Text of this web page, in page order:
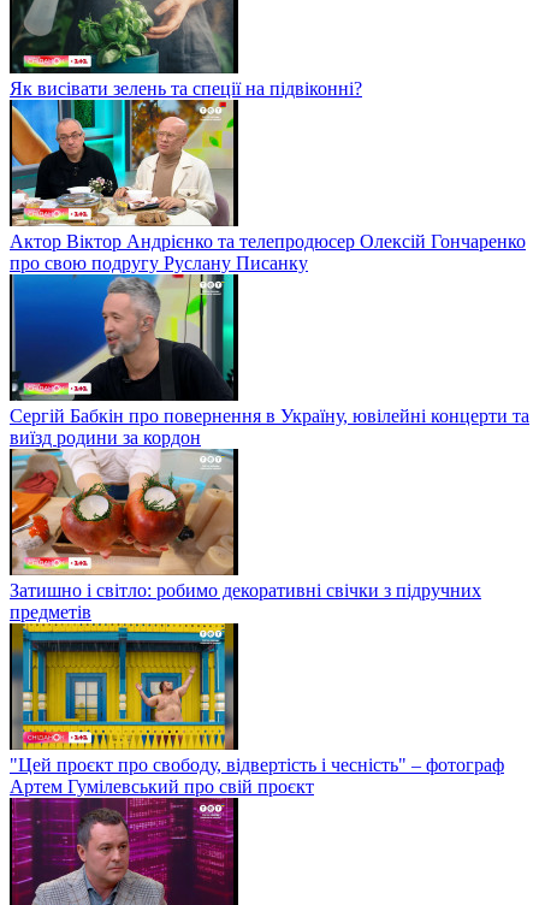
Як висівати зелень та спеції на підвіконні?
Актор Віктор Андрієнко та телепродюсер Олексій Гончаренко
про свою подругу Руслану Писанку
Сергій Бабкін про повернення в Україну, ювілейні концерти та
виїзд родини за кордон
Затишно і світло: робимо декоративні свічки з підручних
предметів
"Цей проєкт про свободу, відвертість і чесність" – фотограф
Артем Гумілевський про свій проєкт